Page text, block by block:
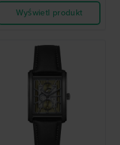
Wyświetl produkt